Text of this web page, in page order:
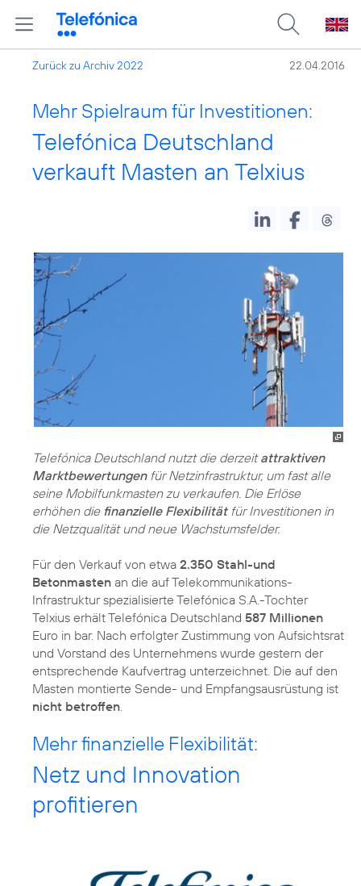
Zurück zu Archiv 2022 22.04.2016
Mehr Spielraum für Investitionen:
Telefónica Deutschland
verkauft Masten an Telxius
Telefónica Deutschland nutzt die derzeitattraktiven
Marktbewertungenfür Netzinfrastruktur, um fast alle
seine Mobilfunkmasten zu verkaufen. Die Erlöse
erhöhen die finanzielle Flexibilitätfür Investitionen in
die Netzqualität und neue Wachstumsfelder.
Für den Verkauf von etwa 2.350 Stahl-und
Betonmasten an die auf Telekommunikations-
Infrastruktur spezialisierte Telefónica S.A.-Tochter
Telxius erhält Telefónica Deutschland 587 Millionen
Euro in bar. Nach erfolgter Zustimmung von Aufsichtsrat
und Vorstand des Unternehmens wurde gestern der
entsprechende Kaufvertrag unterzeichnet. Die auf den
Masten montierte Sende- und Empfangsausrüstung ist
nicht betroffen.
Mehr finanzielle Flexibilität:
Netz und Innovation
profitieren